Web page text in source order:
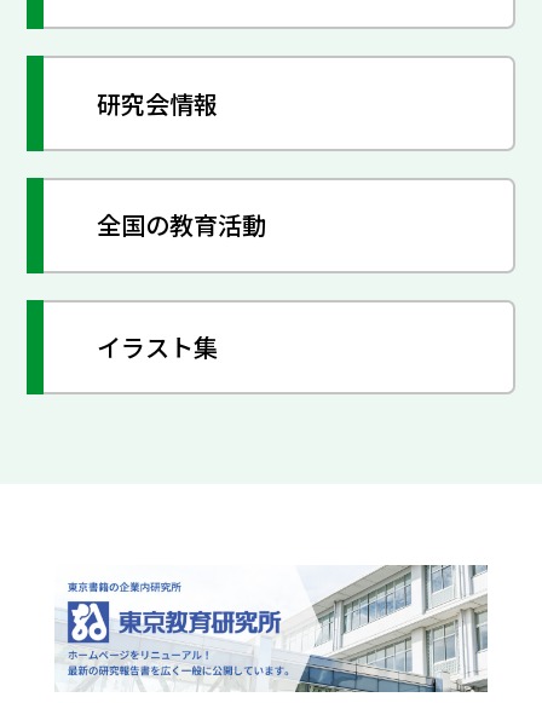
研究会情報
全国の教育活動
イラスト集